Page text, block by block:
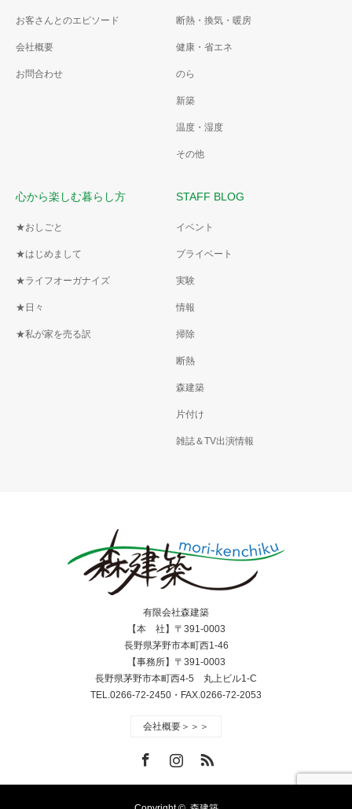
お客さんとのエピソード
会社概要
お問合わせ
断熱・換気・暖房
健康・省エネ
のら
新築
温度・湿度
その他
心から楽しむ暮らし方
★おしごと
★はじめまして
★ライフオーガナイズ
★日々
★私が家を売る訳
STAFF BLOG
イベント
プライベート
実験
情報
掃除
断熱
森建築
片付け
雑誌＆TV出演情報
有限会社森建築
【本 社】〒391-0003
長野県茅野市本町西1-46
【事務所】〒391-0003
長野県茅野市本町西4-5 丸上ビル1-C
TEL.0266-72-2450・FAX.0266-72-2053
会社概要＞＞＞